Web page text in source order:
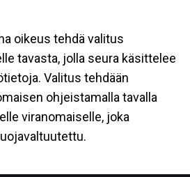
oikeus tehdä valitus
tavasta, jolla seura käsittelee
Valitus tehdään
ohjeistamalla tavalla
viranomaiselle, joka